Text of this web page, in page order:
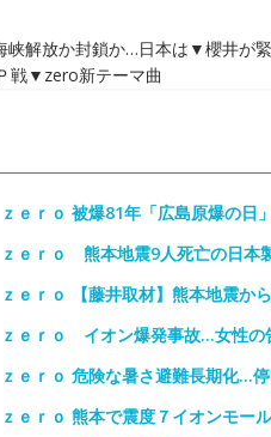
海峡解放か封鎖か…日本は▼櫻井
戦▼zero新テーマ曲
ｅｒｏ 被爆81年「広島原爆の日
ｅｒｏ 熊本地震9人死亡の日本
ｅｒｏ 【藤井取材】熊本地震か
ｅｒｏ イオン爆発事故…女性の
ｅｒｏ 危険な暑さ避難長期化…停
ｅｒｏ 熊本で震度７イオンモー